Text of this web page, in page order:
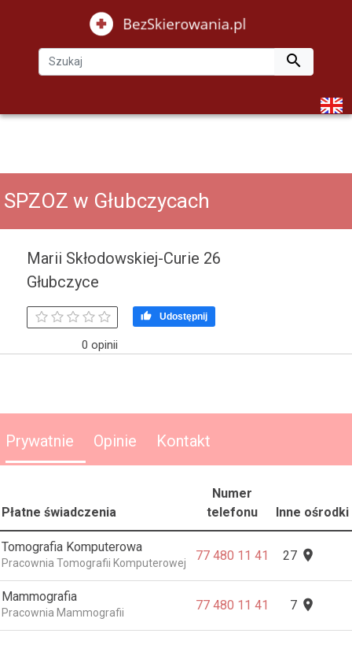

SPZOZ w Głubczycach
Marii Skłodowskiej-Curie 26
Głubczyce
0 opinii
 Udostępnij
Prywatnie Opinie Kontakt
Płatne świadczenia
Numer
telefonu
Inne ośrodki
Tomografia Komputerowa
Pracownia Tomografii Komputerowej 77 480 11 41 27 
Mammografia
Pracownia Mammografii 77 480 11 41 7 